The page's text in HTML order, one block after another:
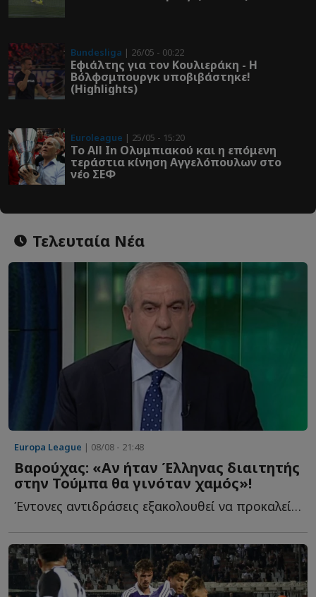
Bundesliga | 26/05 - 00:22
Εφιάλτης για τον Κουλιεράκη - Η
Βόλφσμπουργκ υποβιβάστηκε!
(Highlights)
Euroleague | 25/05 - 15:20
Το All In Ολυμπιακού και η επόμενη
τεράστια κίνηση Αγγελόπουλων στο
νέο ΣΕΦ
Τελευταία Νέα
Europa League | 08/08 - 21:48
Βαρούχας: «Αν ήταν Έλληνας διαιτητής
στην Τούμπα θα γινόταν χαμός»!
Έντονες αντιδράσεις εξακολουθεί να προκαλεί η διαιτησία τ...